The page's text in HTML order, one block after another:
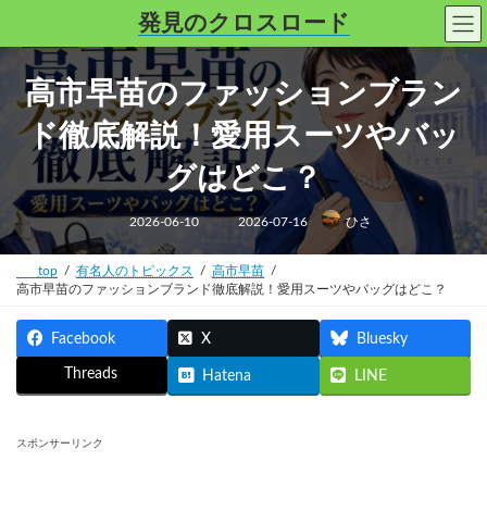
発見のクロスロード
高市早苗のファッションブラン
ド徹底解説！愛用スーツやバッ
グはどこ？
2026-06-10
最
終
新
日
時
:
2026-07-16 ひさ
top 有名人のトピックス
高市早苗
高市早苗のファッションブランド徹底解説！愛用スーツやバッグはどこ？
Facebook X Bluesky
Threads Hatena LINE
スポンサーリンク